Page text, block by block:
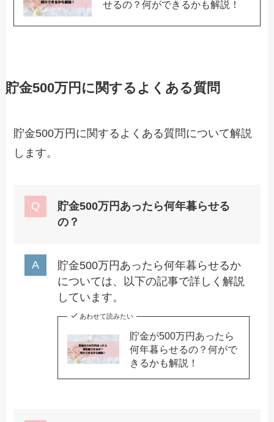
せるの？何ができるかも解説！
貯金500万円に関するよくある質問
貯金500万円に関するよくある質問について解説
します。
貯金500万円あったら何年暮らせる
の？
貯金500万円あったら何年暮らせるか
については、以下の記事で詳しく解説
しています。
あわせて読みたい
貯金が500万円あったら
何年暮らせるの？何がで
きるかも解説！